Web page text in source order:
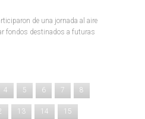
de una jornada al aire
fondos destinados a futuras
4 5 6 7 8
13 14 15